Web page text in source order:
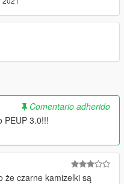
Theft Auto
Theft Auto
Comentario adherido
PEUP 3.0!!!
że czarne kamizelki są